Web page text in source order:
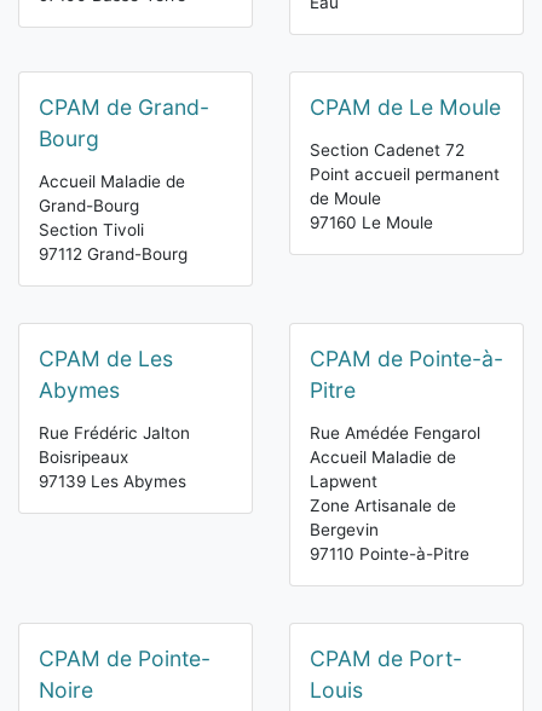
CPAM de Grand-
Bourg
Accueil Maladie de
Grand-Bourg
Section Tivoli
97112 Grand-Bourg
CPAM de Le Moule
Section Cadenet 72
Point accueil permanent
de Moule
97160 Le Moule
CPAM de Les
Abymes
Rue Frédéric Jalton
Boisripeaux
97139 Les Abymes
CPAM de Pointe-à-
Pitre
Rue Amédée Fengarol
Accueil Maladie de
Lapwent
Zone Artisanale de
Bergevin
97110 Pointe-à-Pitre
CPAM de Pointe-
Noire
CPAM de Port-
Louis